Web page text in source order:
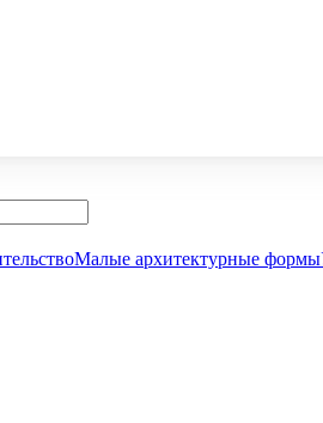
Малые архитектурные формы